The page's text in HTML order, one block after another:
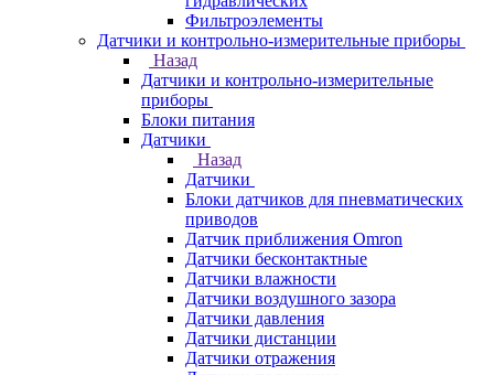
Фильтроэлементы
Датчики и контрольно-измерительные приборы
Назад
Датчики и контрольно-измерительные
приборы
Блоки питания
Датчики
Назад
Датчики
Блоки датчиков для пневматических
приводов
Датчик приближения Omron
Датчики бесконтактные
Датчики влажности
Датчики воздушного зазора
Датчики давления
Датчики дистанции
Датчики отражения